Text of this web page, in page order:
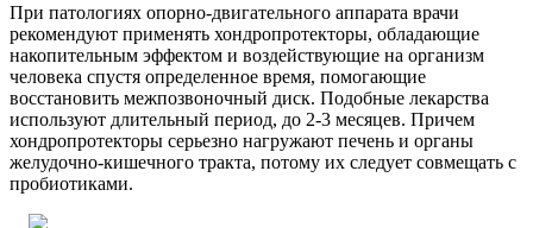
При патологиях опорно-двигательного аппарата врачи
рекомендуют применять хондропротекторы, обладающие
накопительным эффектом и воздействующие на организм
человека спустя определенное время, помогающие
восстановить межпозвоночный диск. Подобные лекарства
используют длительный период, до 2-3 месяцев. Причем
хондропротекторы серьезно нагружают печень и органы
желудочно-кишечного тракта, потому их следует совмещать с
пробиотиками.